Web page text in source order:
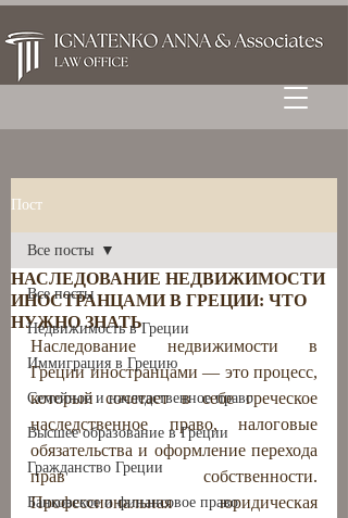
Пост
Все посты
Недвижимость в Греции
Иммиграция в Грецию
Семейное и наследственное право
Высшее образование в Греции
Гражданство Греции
Банковское и финансовое право
Все посты
НАСЛЕДОВАНИЕ НЕДВИЖИМОСТИ
ИНОСТРАНЦАМИ В ГРЕЦИИ: ЧТО
НУЖНО ЗНАТЬ
Наследование недвижимости в
Греции иностранцами — это процесс,
который сочетает в себе греческое
наследственное право, налоговые
обязательства и оформление перехода
прав собственности.
Профессиональная юридическая